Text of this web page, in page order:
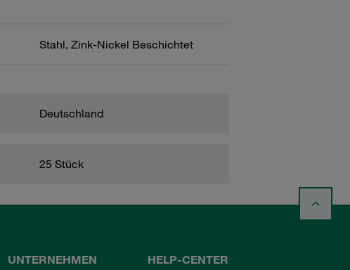
Stahl, Zink-Nickel Beschichtet
Deutschland
25 Stück
UNTERNEHMEN HELP-CENTER